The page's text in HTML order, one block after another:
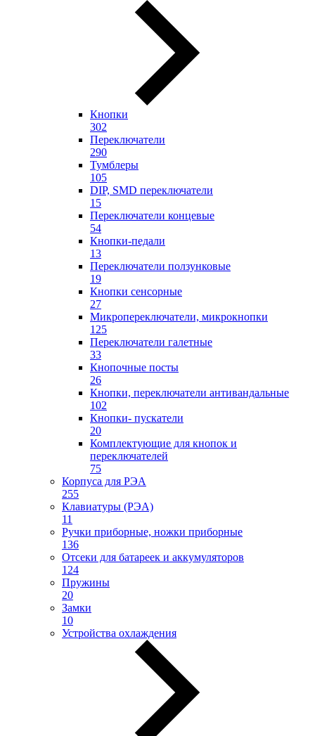
Кнопки
302
Переключатели
290
Тумблеры
105
DIP, SMD переключатели
15
Переключатели концевые
54
Кнопки-педали
13
Переключатели ползунковые
19
Кнопки сенсорные
27
Микропереключатели, микрокнопки
125
Переключатели галетные
33
Кнопочные посты
26
Кнопки, переключатели антивандальные
102
Кнопки- пускатели
20
Комплектующие для кнопок и
переключателей
75
Корпуса для РЭА
255
Клавиатуры (РЭА)
11
Ручки приборные, ножки приборные
136
Отсеки для батареек и аккумуляторов
124
Пружины
20
Замки
10
Устройства охлаждения